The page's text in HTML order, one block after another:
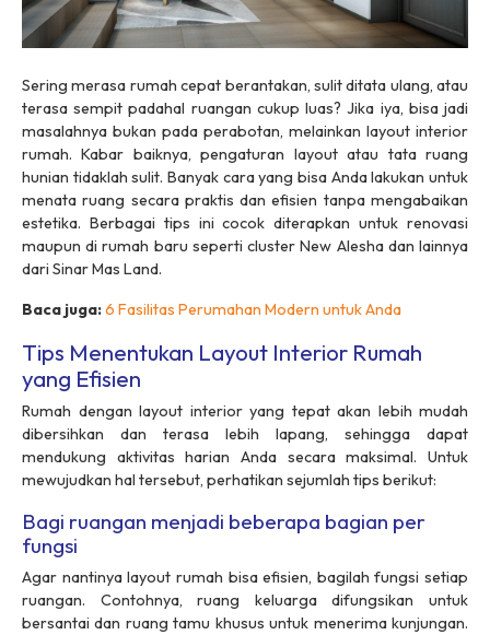
Sering merasa rumah cepat berantakan, sulit ditata ulang, atau
terasa sempit padahal ruangan cukup luas? Jika iya, bisa jadi
masalahnya bukan pada perabotan, melainkan layout interior
rumah. Kabar baiknya, pengaturan layoutatau tata ruang
hunian tidaklah sulit. Banyak cara yang bisa Anda lakukan untuk
menata ruang secara praktis dan efisien tanpa mengabaikan
estetika. Berbagai tips ini cocok diterapkan untuk renovasi
maupun di rumah baru seperticlusterNew Alesha dan lainnya
dari Sinar Mas Land.
Baca juga:6 Fasilitas Perumahan Modern untuk Anda
Tips Menentukan Layout Interior Rumah
yang Efisien
Rumah dengan layout interior yang tepat akan lebih mudah
dibersihkan dan terasa lebih lapang, sehingga dapat
mendukung aktivitas harian Anda secara maksimal. Untuk
mewujudkan hal tersebut, perhatikan sejumlah tips berikut:
Bagi ruangan menjadi beberapa bagian per
fungsi
Agar nantinyalayout rumah bisa efisien, bagilah fungsi setiap
ruangan. Contohnya, ruang keluarga difungsikan untuk
bersantai dan ruang tamu khusus untuk menerima kunjungan.